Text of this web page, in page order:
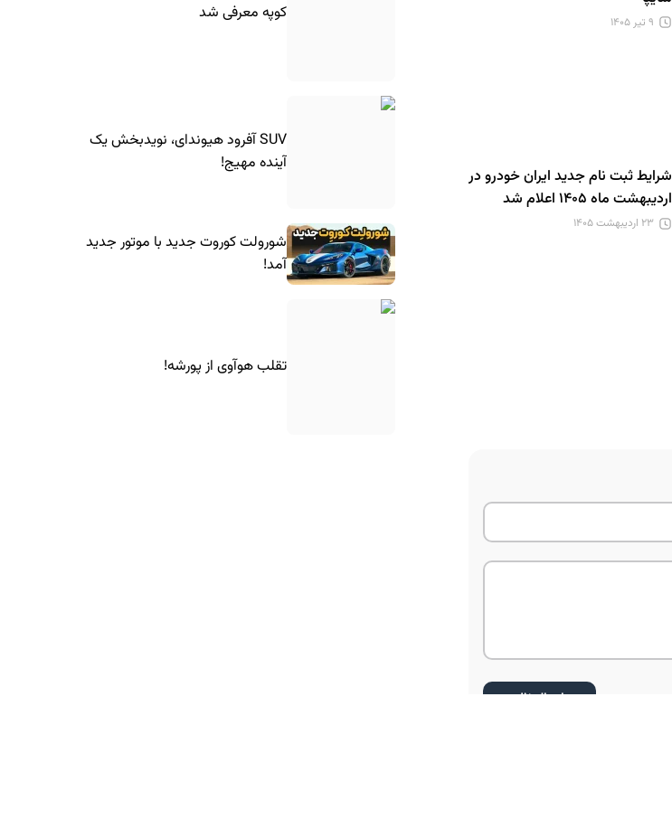
۹ تیر ۱۴۰۵
شرایط ثبت نام جدید ایران خودرو در
اردیبهشت ماه ۱۴۰۵ اعلام شد
۲۳ اردیبهشت ۱۴۰۵
کوپه معرفی شد
SUV آفرود هیوندای، نویدبخش یک
آینده مهیج!
شورولت کوروت جدید با موتور جدید
آمد!
تقلب هوآوی از پورشه!